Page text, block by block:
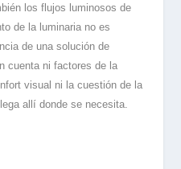
los flujos luminosos de
de la luminaria no es
de una solución de
cuenta ni factores de la
visual ni la cuestión de la
allí donde se necesita.